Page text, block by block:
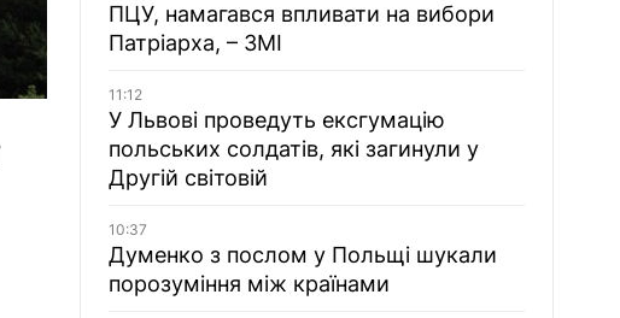
ПЦУ, намагався впливати на вибори
Патріарха, – ЗМІ
11:12
У Львові проведуть ексгумацію
польських солдатів, які загинули у
Другій світовій
10:37
Думенко з послом у Польщі шукали
порозуміння між країнами